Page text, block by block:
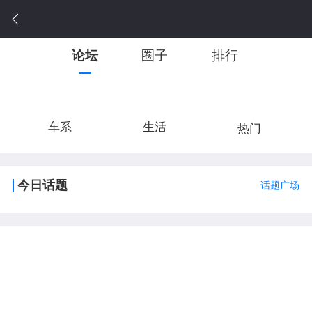
论坛 圈子 排行
车系 生活 热门
今日话题 话题广场